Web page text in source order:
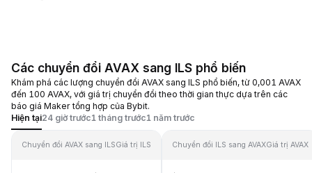
Các chuyển đổi AVAX sang ILS phổ biến
Khám phá các lượng chuyển đổi AVAX sang ILS phổ biến, từ 0,001 AVAX
đến 100 AVAX, với giá trị chuyển đổi theo thời gian thực dựa trên các
báo giá Maker tổng hợp của Bybit.
Hiện tại24 giờ trước1 tháng trước1 năm trước
Chuyển đổi AVAX sang ILSGiá trị ILS Chuyển đổi ILS sang AVAXGiá trị AVAX